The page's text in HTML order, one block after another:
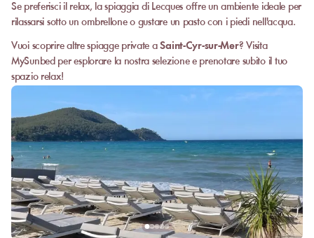
Se preferisci il relax, la spiaggia di Lecques offre un ambiente ideale per
rilassarsi sotto un ombrellone o gustare un pasto con i piedi nell'acqua.
Vuoi scoprire altre spiagge private aSaint-Cyr-sur-Mer? Visita
MySunbed per esplorare la nostra selezione e prenotare subito il tuo
spazio relax!